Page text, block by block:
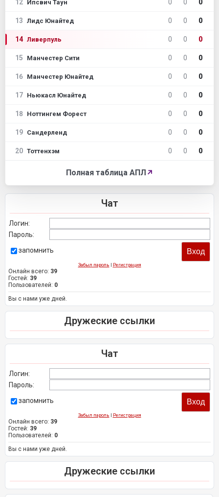
12 Ипсвич Таун 0 0 0
13 Лидс Юнайтед 0 0 0
14 Ливерпуль 0 0 0
15 Манчестер Сити 0 0 0
16 Манчестер Юнайтед 0 0 0
17 Ньюкасл Юнайтед 0 0 0
18 Ноттингем Форест 0 0 0
19 Сандерленд 0 0 0
20 Тоттенхэм 0 0 0
Полная таблица АПЛ ↗
Чат
Логин:
Пароль:
запомнить
Забыл пароль | Регистрация
Онлайн всего: 39
Гостей: 39
Пользователей: 0
Вы с нами уже дней.
Дружеские ссылки
Чат
Логин:
Пароль:
запомнить
Забыл пароль | Регистрация
Онлайн всего: 39
Гостей: 39
Пользователей: 0
Вы с нами уже дней.
Дружеские ссылки